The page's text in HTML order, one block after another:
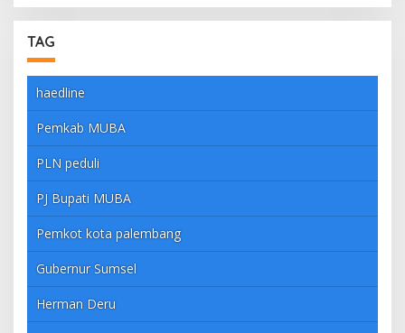
TAG
haedline
Pemkab MUBA
PLN peduli
PJ Bupati MUBA
Pemkot kota palembang
Gubernur Sumsel
Herman Deru